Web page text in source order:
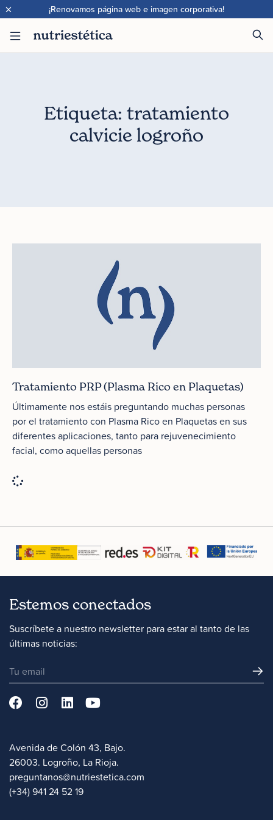
¡Renovamos página web e imagen corporativa!
×
Etiqueta: tratamiento
calvicie logroño
Tratamiento PRP (Plasma Rico en Plaquetas)
Últimamente nos estáis preguntando muchas personas
por el tratamiento con Plasma Rico en Plaquetas en sus
diferentes aplicaciones, tanto para rejuvenecimiento
facial, como aquellas personas
Estemos conectados
Suscríbete a nuestro newsletter para estar al tanto de las
últimas noticias:
Avenida de Colón 43, Bajo.
26003. Logroño, La Rioja.
preguntanos@nutriestetica.com
(+34) 941 24 52 19